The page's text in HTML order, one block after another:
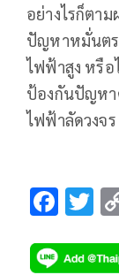
อย่างไรก็ตา
ปัญหาหมั่นตร
ไฟฟ้าสูง หรือ
ป้องกันปัญหา
ไฟฟ้าลัดวงจร
F
e
T
tt